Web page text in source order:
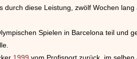
diese Leistung, zwölf Wochen
Spielen in Barcelona teil und